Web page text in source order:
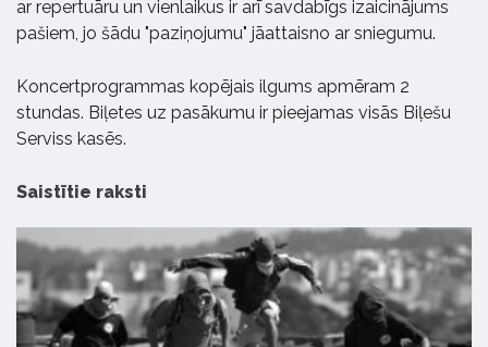
ar repertuāru un vienlaikus ir arī savdabīgs izaicinājums
pašiem, jo šādu "paziņojumu" jāattaisno ar sniegumu.
Koncertprogrammas kopējais ilgums apmēram 2
stundas. Biļetes uz pasākumu ir pieejamas visās Biļešu
Serviss kasēs.
Saistītie raksti